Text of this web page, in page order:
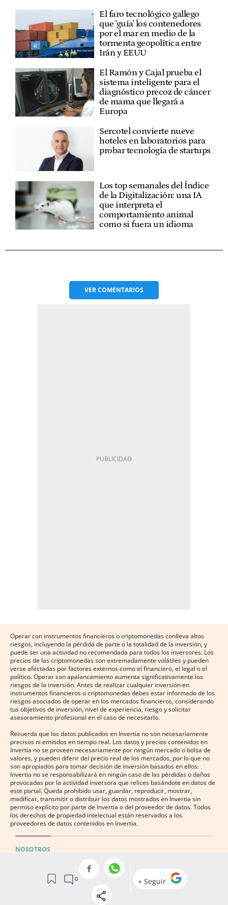
El faro tecnológico gallego
que 'guía' los contenedores
por el mar en medio de la
tormenta geopolítica entre
Irán y EEUU
El Ramón y Cajal prueba el
sistema inteligente para el
diagnóstico precoz de cáncer
de mama que llegará a
Europa
Sercotel convierte nueve
hoteles en laboratorios para
probar tecnología de startups
Los top semanales del Índice
de la Digitalización: una IA
que interpreta el
comportamiento animal
como si fuera un idioma
VERCOMENTARIOS
Operar con instrumentos financieros o criptomonedas conlleva altos
riesgos, incluyendo la pérdida de parte o la totalidad de la inversión, y
puede ser una actividad no recomendada para todos los inversores. Los
precios de las criptomonedas son extremadamente volátiles y pueden
verse afectadas por factores externos como el financiero, el legal o el
político. Operar con apalancamiento aumenta significativamente los
riesgos de la inversión. Antes de realizar cualquier inversión en
instrumentos financieros o criptomonedas debes estar informado de los
riesgos asociados de operar en los mercados financieros, considerando
tus objetivos de inversión, nivel de experiencia, riesgo y solicitar
asesoramiento profesional en el caso de necesitarlo.
Recuerda que los datos publicados en Invertia no son necesariamente
precisos ni emitidos en tiempo real. Los datos y precios contenidos en
Invertia no se proveen necesariamente por ningún mercado o bolsa de
valores, y pueden diferir del precio real de los mercados, por lo que no
son apropiados para tomar decisión de inversión basados en ellos.
Invertia no se responsabilizará en ningún caso de las pérdidas o daños
provocadas por la actividad inversora que relices basándote en datos de
este portal. Queda prohibido usar, guardar, reproducir, mostrar,
modificar, transmitir o distribuir los datos mostrados en Invertia sin
permiso explícito por parte de Invertia o del proveedor de datos. Todos
los derechos de propiedad intelectual están reservados a los
proveedores de datos contenidos en Invertia.
NOSOTROS